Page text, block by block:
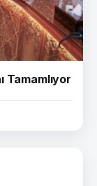
Tamamlıyor